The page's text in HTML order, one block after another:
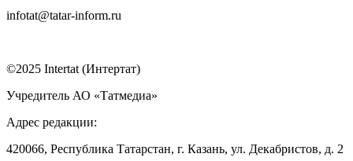
infotat@tatar-inform.ru
©2025 Intertat (Интертат)
Учредитель АО «Татмедиа»
Адрес редакции:
420066, Республика Татарстан, г. Казань, ул. Декабристов, д. 2